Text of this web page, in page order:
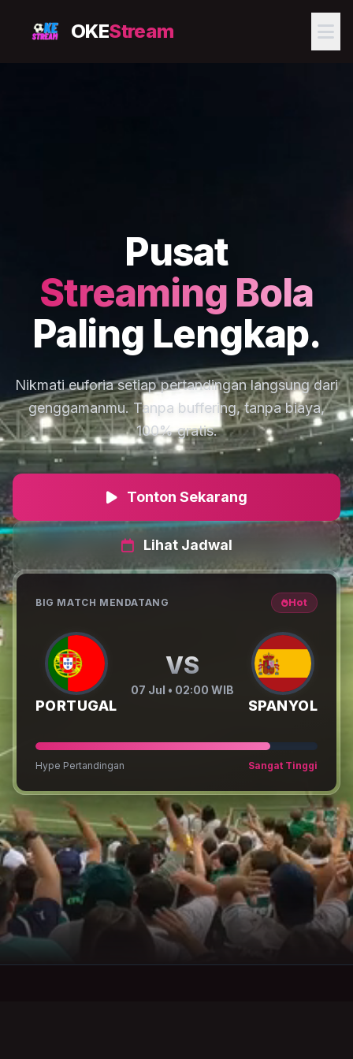
OKEStream
Pusat
Streaming Bola
Paling Lengkap.
Nikmati euforia setiap pertandingan langsung dari
genggamanmu. Tanpa buffering, tanpa biaya,
100% gratis.
Tonton Sekarang
Lihat Jadwal
BIG MATCH MENDATANG Hot
PORTUGAL
VS
07 Jul • 02:00 WIB
SPANYOL
Hype Pertandingan Sangat Tinggi